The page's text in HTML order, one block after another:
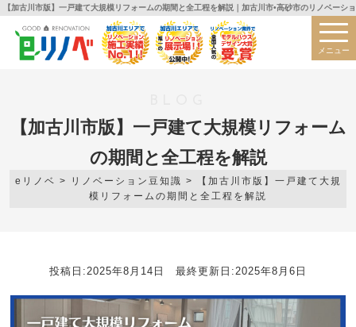
【加古川市版】一戸建て大規模リフォームの期間と全工程を解説｜加古川市•高砂市のリノベーシ
【加古川市版】一戸建て大規模リフォーム
の期間と全工程を解説
eリノベ > リノベーション豆知識 >
【加古川市版】一戸建て大規
模リフォームの期間と全工程を解説
投稿日:2025年8月14日 最終更新日:2025年8月6日
メニュー